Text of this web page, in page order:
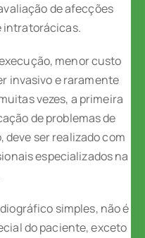
de afecções
intratorácicas.
menor custo
invasivo e raramente
vezes, a primeira
de problemas de
deve ser realizado com
especializados na
simples, não é
do paciente, exceto